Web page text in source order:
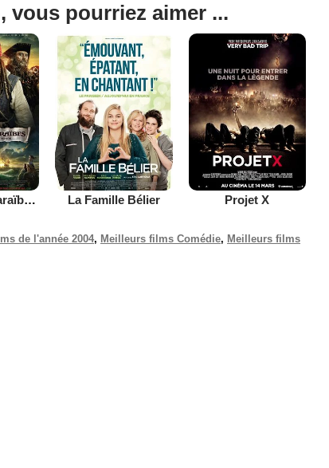
vous pourriez aimer ...
Pirates des Caraïbes : la Fontaine de Jouvence La Famille Bélier Projet X
de l'année 2004, Meilleurs films Comédie, Meilleurs films